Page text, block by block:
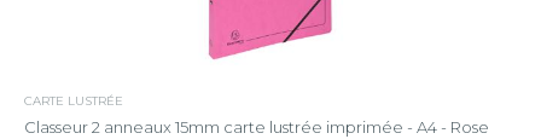
CARTE LUSTRÉE
Classeur 2 anneaux 15mm carte lustrée imprimée - A4 - Rose